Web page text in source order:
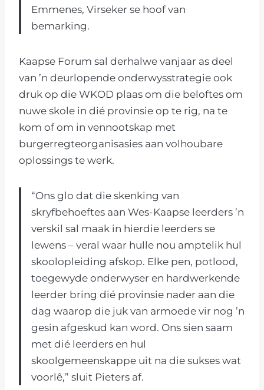
Emmenes, Virseker se hoof van
bemarking.
Kaapse Forum sal derhalwe vanjaar as deel
van ’n deurlopende onderwysstrategie ook
druk op die WKOD plaas om die beloftes om
nuwe skole in dié provinsie op te rig, na te
kom of om in vennootskap met
burgerregteorganisasies aan volhoubare
oplossings te werk.
“Ons glo dat die skenking van
skryfbehoeftes aan Wes-Kaapse leerders ’n
verskil sal maak in hierdie leerders se
lewens – veral waar hulle nou amptelik hul
skoolopleiding afskop. Elke pen, potlood,
toegewyde onderwyser en hardwerkende
leerder bring dié provinsie nader aan die
dag waarop die juk van armoede vir nog ’n
gesin afgeskud kan word. Ons sien saam
met dié leerders en hul
skoolgemeenskappe uit na die sukses wat
voorlê,” sluit Pieters af.